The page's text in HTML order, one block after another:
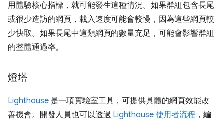
用體驗核心指標，就可能發生這種情況。如果群組包含長尾
或很少造訪的網頁，載入速度可能會較慢，因為這些網頁較
少快取。如果長尾中這類網頁的數量充足，可能會影響群組
的整體通過率。
燈塔
Lighthouse 是一項實驗室工具，可提供具體的網頁效能改
善機會。開發人員也可以透過 Lighthouse 使用者流程 ，編